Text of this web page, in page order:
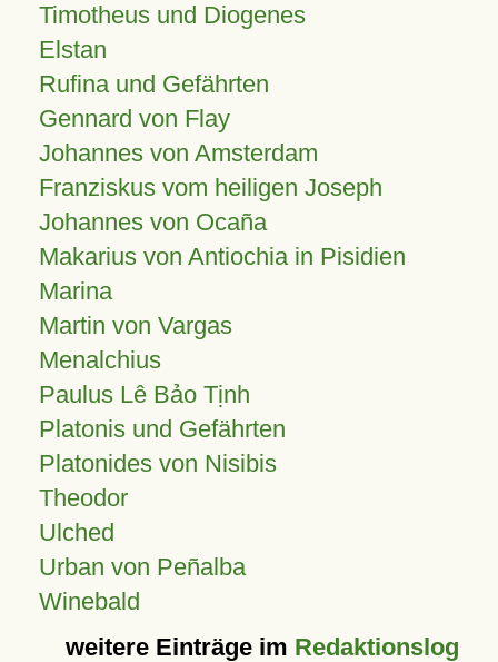
Timotheus und Diogenes
Elstan
Rufina und Gefährten
Gennard von Flay
Johannes von Amsterdam
Franziskus vom heiligen Joseph
Johannes von Ocaña
Makarius von Antiochia in Pisidien
Marina
Martin von Vargas
Menalchius
Paulus Lê Bảo Tịnh
Platonis und Gefährten
Platonides von Nisibis
Theodor
Ulched
Urban von Peñalba
Winebald
weitere Einträge im Redaktionslog